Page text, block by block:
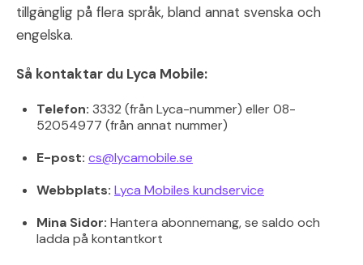
tillgänglig på flera språk, bland annat svenska och
engelska.
Så kontaktar du Lyca Mobile:
Telefon: 3332 (från Lyca-nummer) eller 08-
52054977 (från annat nummer)
E-post: cs@lycamobile.se
Webbplats: Lyca Mobiles kundservice
Mina Sidor: Hantera abonnemang, se saldo och
ladda på kontantkort